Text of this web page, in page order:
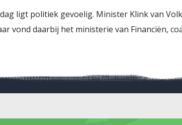
ligt politiek gevoelig. Minister Klink van
vond daarbij het ministerie van Financiën,